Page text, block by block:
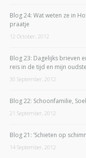
Blog 24: Wat weten ze in
praatje
12 October, 2012
Blog 23: Dagelijks brieven
reis in de tijd en mijn
30 September, 2012
Blog 22: Schoonfamilie,
21 September, 2012
Blog 21: ‘Schieten op
14 September, 2012